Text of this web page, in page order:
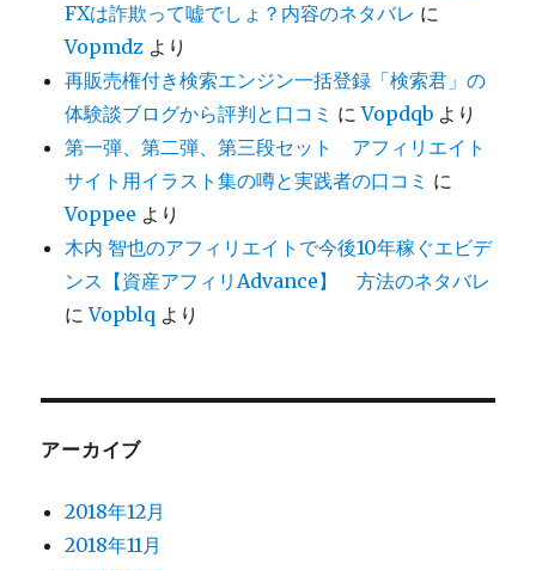
FXは詐欺って嘘でしょ？内容のネタバレ に
Vopmdz より
再販売権付き検索エンジン一括登録「検索君」の
体験談ブログから評判と口コミ にVopdqb より
第一弾、第二弾、第三段セット アフィリエイト
サイト用イラスト集の噂と実践者の口コミ に
Voppee より
木内 智也のアフィリエイトで今後10年稼ぐエビデ
ンス【資産アフィリAdvance】 方法のネタバレ
にVopblq より
アーカイブ
2018年12月
2018年11月